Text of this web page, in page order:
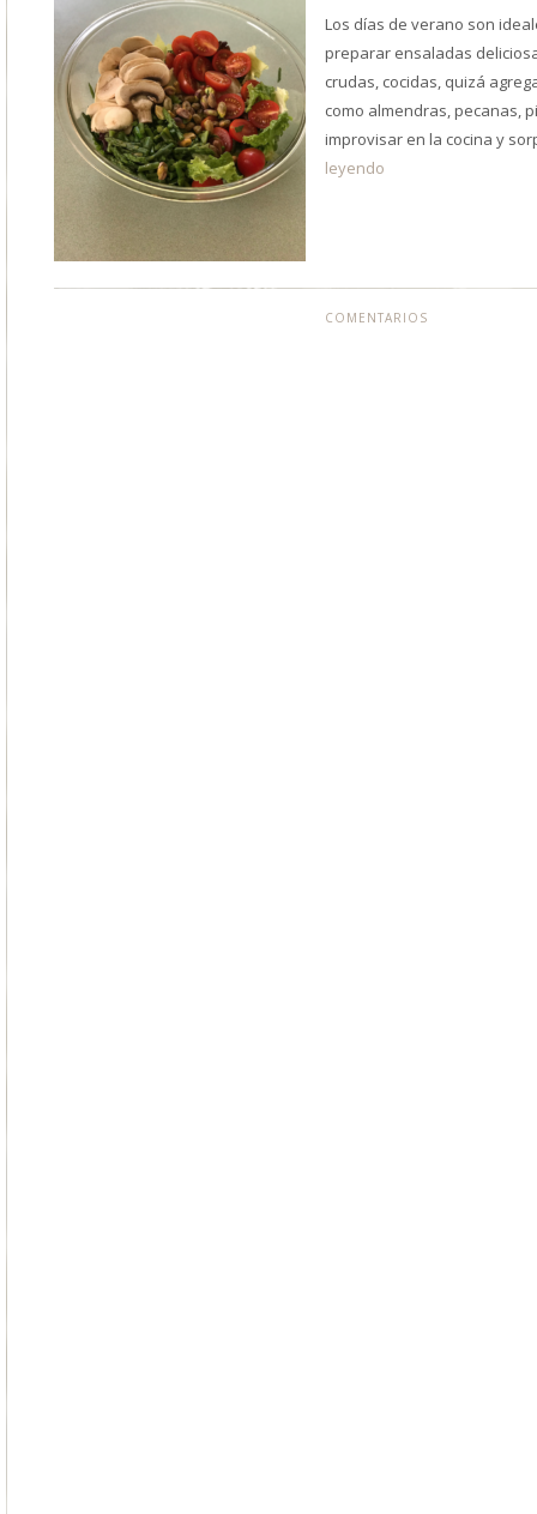
Los días de verano son
preparar ensaladas
crudas, cocidas, quizá
como almendras, pecanas,
improvisar en la cocina y
leyendo
COMENTARIOS